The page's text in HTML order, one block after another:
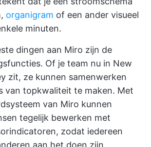
organigram of een ander visueel
minuten.
dingen aan Miro zijn de
Of je team nu in New
zit, ze kunnen samenwerken
van topkwaliteit te maken. Met
van Miro kunnen
tegelijk bewerken met
zodat iedereen
aan het doen zijn.